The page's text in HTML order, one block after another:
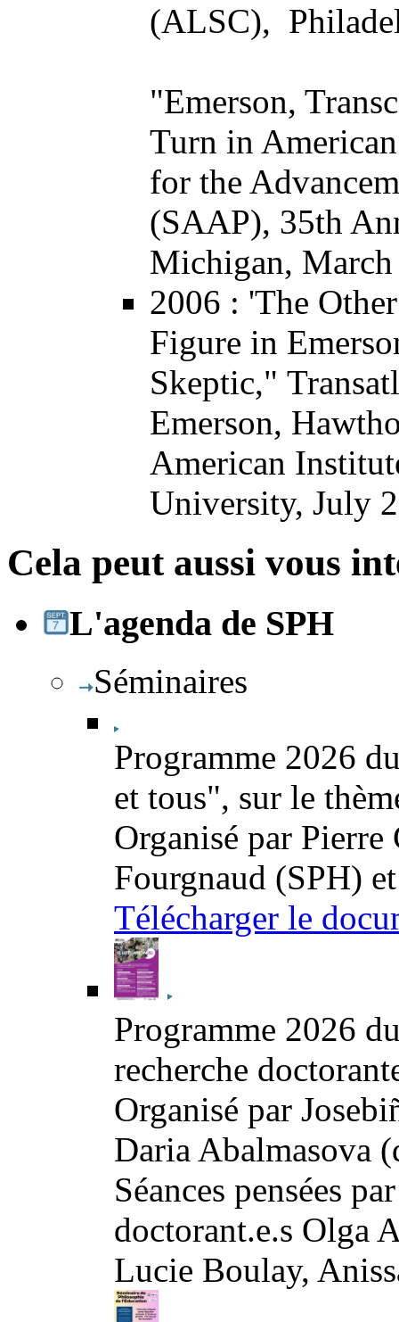
(ALSC),
"Emerson,
Turn in
for the
(SAAP), 35th
Michigan,
2006 : 'The
Figure in
Skeptic,"
Emerson,
American
University, July
Cela peut aussi vous
L'agenda de SPH
Séminaires
Programme 2026
et tous", sur le
Organisé par
Fourgnaud (SPH)
Télécharger le
Programme 2026
recherche
Organisé par
Daria Abalmasova
Séances pensées
doctorant.e.s Olga
Lucie Boulay,